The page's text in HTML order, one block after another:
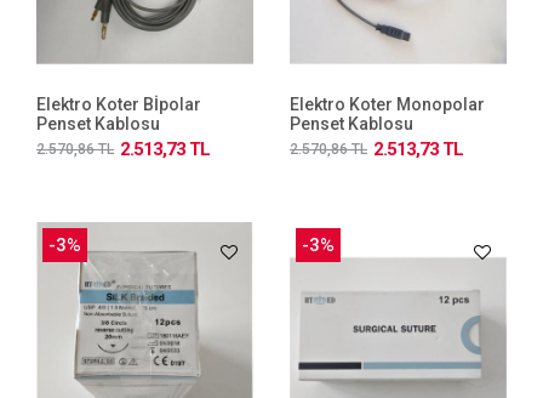
Elektro Koter Bİpolar
Penset Kablosu
2.513,73 TL
2.570,86 TL
Elektro Koter Monopolar
Penset Kablosu
2.513,73 TL
2.570,86 TL
-3% -3%